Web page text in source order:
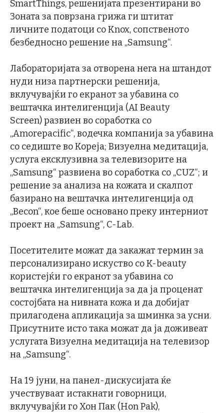
SmartThings, решенијата презентирани во
Зоната за поврзана грижа ги штитат
личните податоци со Knox, сопственото
безбедносно решение на „Samsung“.
Лабораторијата за отворена нега на штандот
нуди низа партнерски решенија,
вклучувајќи го екранот за убавина со
вештачка интелигенција (AI Beauty
Screen) развиен во соработка со
„Amorepacific“, водечка компанија за убавина
со седиште во Кореја; Визуелна медитација,
услуга ексклузивна за телевизорите на
„Samsung“ развиена во соработка со „CUZ“; и
решение за анализа на кожата и скалпот
базирано на вештачка интелигенција од
„Becon“, кое беше основано преку интерниот
проект на „Samsung“, C-Lab.
Посетителите можат да закажат термин за
персонализирано искуство со K-beauty
користејќи го екранот за убавина со
вештачка интелигенција за да ја проценат
состојбата на нивната кожа и да добијат
прилагодена апликација за шминка за усни.
Присутните исто така можат да ја доживеат
услугата Визуелна медитација на телевизор
на „Samsung“.
На 19 јуни, на панел-дискусијата ќе
учествуваат истакнати говорници,
вклучувајќи го Хон Пак (Hon Pak),